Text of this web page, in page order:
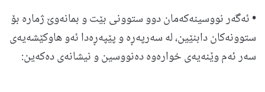
• ئه‌گه‌ر نووسینه‌كه‌مان دوو ستوونی بێت و بمانه‌وێ ژماره‌ بۆ
ستوونه‌كان دابنێین، له‌ سه‌رپه‌ڕه‌ و پێپه‌ڕه‌دا ئه‌و هاوكێشه‌یه‌ی
سه‌ر ئه‌م وێنه‌یه‌ی خواره‌وه‌ ده‌نووسین و نیشانه‌ی ده‌كه‌ین: